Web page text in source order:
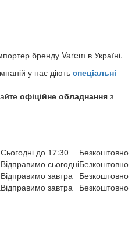
бренду Varem в Україні.
у нас діють спеціальні
офіційне обладнання з
Сьогодні до 17:30
Безкоштовно
Відправимо сьогодніБезкоштовно
Відправимо завтра Безкоштовно
Відправимо завтра Безкоштовно